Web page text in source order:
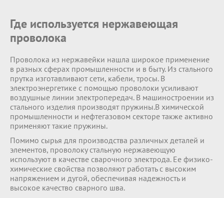
Где используется нержавеющая
проволока
Проволока из нержавейки нашла широкое применение
в разных сферах промышленности и в быту. Из стального
прутка изготавливают сети, кабели, тросы. В
электроэнергетике с помощью проволоки усиливают
воздушные линии электропередач. В машиностроении из
стального изделия производят пружины.В химической
промышленности и нефтегазовом секторе также активно
применяют такие пружины.
Помимо сырья для производства различных деталей и
элементов, проволоку стальную нержавеющую
используют в качестве сварочного электрода. Ее физико-
химические свойства позволяют работать с высоким
напряжением и дугой, обеспечивая надежность и
высокое качество сварного шва.